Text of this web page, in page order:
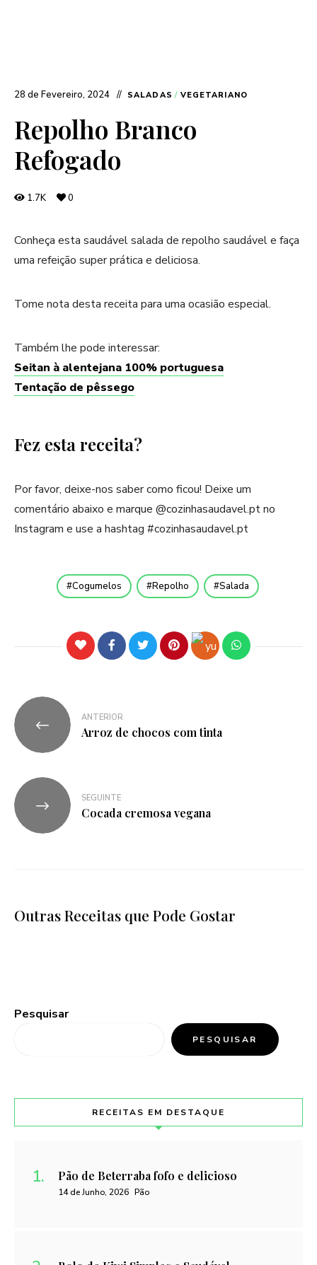
28 de Fevereiro, 2024 SALADAS / VEGETARIANO
Repolho Branco
Refogado
1.7K 0
Conheça esta saudável salada de repolho saudável e faça
uma refeição super prática e deliciosa.
Tome nota desta receita para uma ocasião especial.
Também lhe pode interessar:
Seitan à alentejana 100% portuguesa
Tentação de pêssego
Fez esta receita?
Por favor, deixe-nos saber como ficou! Deixe um
comentário abaixo e marque @cozinhasaudavel.pt no
Instagram e use a hashtag #cozinhasaudavel.pt
Cogumelos Repolho Salada
ANTERIOR
Arroz de chocos com tinta
SEGUINTE
Cocada cremosa vegana
Outras Receitas que Pode Gostar
Pesquisar
PESQUISAR
RECEITAS EM DESTAQUE
Pão de Beterraba fofo e delicioso
14 de Junho, 2026 Pão